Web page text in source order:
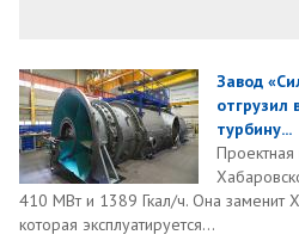
Завод
отгрузил
турбину...
410 МВт и 1389 Гкал/ч. Она заменит
которая эксплуатируется...